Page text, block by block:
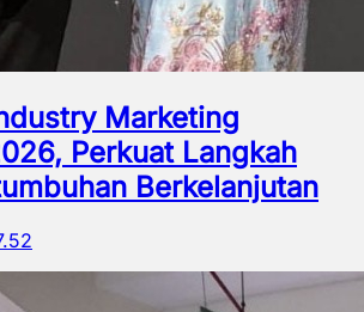
Marketing
Perkuat Langkah
Berkelanjutan